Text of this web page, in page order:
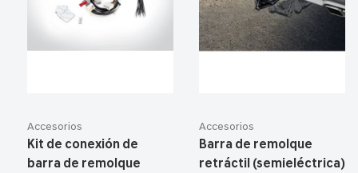
Accesorios
Kit de conexión de
barra de remolque
Accesorios
Barra de remolque
retráctil (semieléctrica)